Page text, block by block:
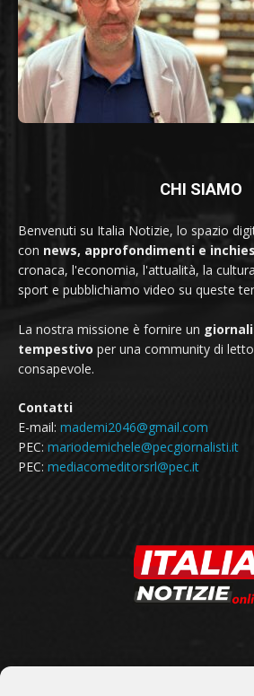
CHI SIAMO
Benvenuti su Italia Notizie, lo spazio
con news, approfondimenti e
cronaca, l'economia, l'attualità, la
sport e pubblichiamo video su queste
La nostra missione è fornire un
tempestivo per una community di
consapevole.
Contatti
E-mail: mademi2046@gmail.com
PEC: mariodemichele@pecgiornalisti.it
PEC: mediacomeditorsrl@pec.it